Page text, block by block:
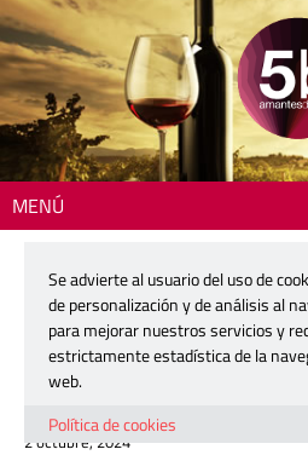
MENÚ
celebran la tradición de «l’esmorzar» en
Gastroalmuerzos
locales celebran la
«l’esmorzar» en la
2 octubre, 2024
Se advierte al usuario del uso de
de personalización y de análisis al
para mejorar nuestros servicios y
estrictamente estadística de la
web.
Política de cookies